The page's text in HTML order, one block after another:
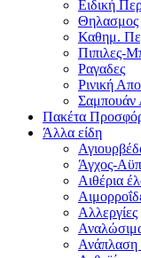
Ειδική
Θηλασμος
Καθημ.
Πιπιλες-
Ραγαδες
Ρινική
Πακέτα
Άλλα είδη
Άγχος-
Αιθέρια
Αλλεργίες
Ανάπλαση